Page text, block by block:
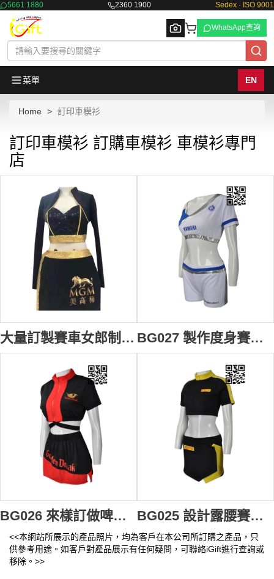
5661 1880 2360 1900 Sedex · ISO 9001
WhatsApp查詢
菜單 EN
Home 訂印車模衫
訂印車模衫 訂購車模衫 車模衫專門
店
大量訂製賽車女郎制服 時尚設計長袖亮片拼接印花女郎制服短裙套裝 賽車女郎制服供應商 BG036 BG027 製作度身賽車女朗制服款式 自訂三件套賽車女朗制服款式 背心 熱褲 套裝 promo girls 車模 訂造賽車女朗制服款式 賽車手 賽車女朗制服專營
BG026 來樣訂做啤酒女郎款式 設計三件套啤酒女郎款式 比利時黑啤 短裙 吊帶背心 車模 賽車女郎 製作LOGO啤酒女郎款式 啤酒女郎中心 賽車手 BG025 設計露腰賽車女郎服 訂購時尚個性賽車女郎服 賽車女郎套裝 SHOW GIRLS 制服 來樣訂造賽車女郎制服 車模 賽車女郎制服中心 賽車手
<<本網站所展示的產品照片，均為客戶在本公司所訂購之產品，只
供參考用途。如客戶對產品展示有任何疑問，可聯絡iGift進行查詢或
移除。>>